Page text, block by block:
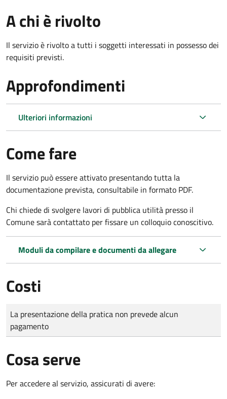
A chi è rivolto
Il servizio è rivolto a tutti i soggetti interessati in possesso dei
requisiti previsti.
Approfondimenti
Ulteriori informazioni
Come fare
Il servizio può essere attivato presentando tutta la
documentazione prevista, consultabile in formato PDF.
Chi chiede di svolgere lavori di pubblica utilità presso il
Comune sarà contattato per fissare un colloquio conoscitivo.
Moduli da compilare e documenti da allegare
Costi
Tipo di pagamento
Importo
La presentazione della pratica non prevede alcun
pagamento
Cosa serve
Per accedere al servizio, assicurati di avere: